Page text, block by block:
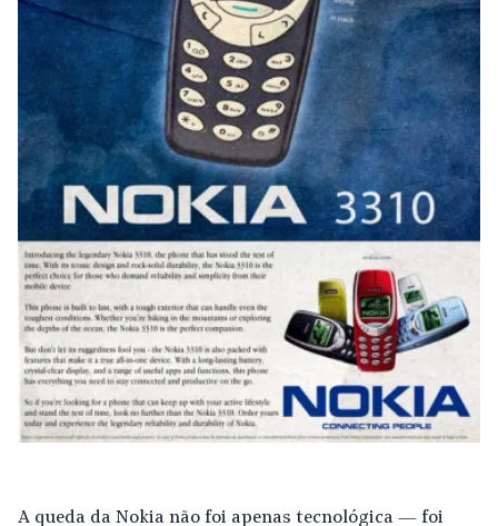
A queda da Nokia não foi apenas tecnológica — foi